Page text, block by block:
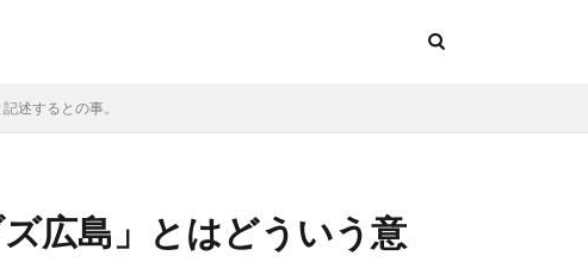
述するとの事。
広島」とはどういう意